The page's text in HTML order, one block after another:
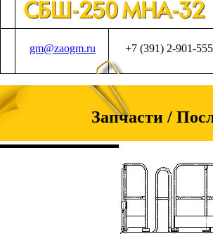
gm@zaogm.ru +7 (391) 2-901-555
Запчасти /